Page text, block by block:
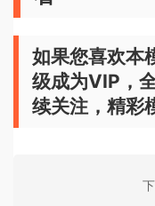
如果您喜欢本
级成为VIP，
续关注，精彩